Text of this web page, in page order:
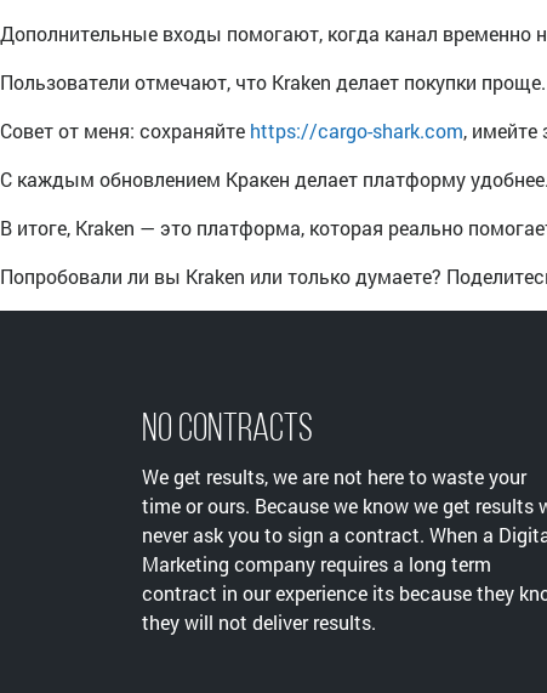
Дополнительные входы помогают, когда канал временно
Пользователи отмечают, что Kraken делает покупки
Совет от меня: сохраняйте https://cargo-shark.com, имейте
С каждым обновлением Кракен делает платформу
В итоге, Kraken — это платформа, которая реально
Попробовали ли вы Kraken или только думаете?
No Contracts
We get results, we are not here to waste your
time or ours. Because we know we get results
never ask you to sign a contract. When a
Marketing company requires a long term
contract in our experience its because they
they will not deliver results.